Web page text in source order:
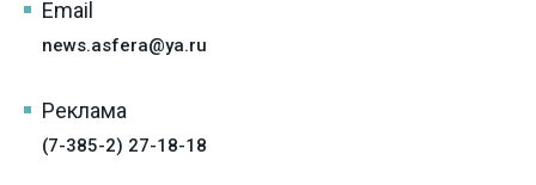
Email
news.asfera@ya.ru
Реклама
(7-385-2) 27-18-18